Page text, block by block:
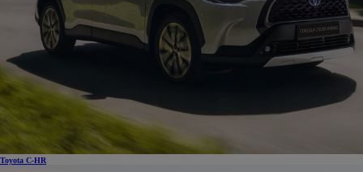
Toyota C-HR